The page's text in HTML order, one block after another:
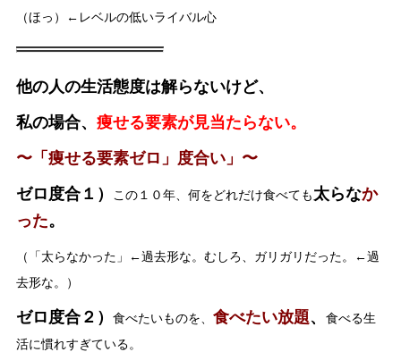
（ほっ）←レベルの低いライバル心
他の人の生活態度は解らないけど、
私の場合、 痩せる要素が見当たらない。
〜「痩せる要素ゼロ」度合い」〜
ゼロ度合１）
この１０年、何をどれだけ食べても太らなか
った。
（「太らなかった」←過去形な。むしろ、ガリガリだった。←過
去形な。）
ゼロ度合２） 食べたいものを、 食べたい放題、
食べる生
活に慣れすぎている。